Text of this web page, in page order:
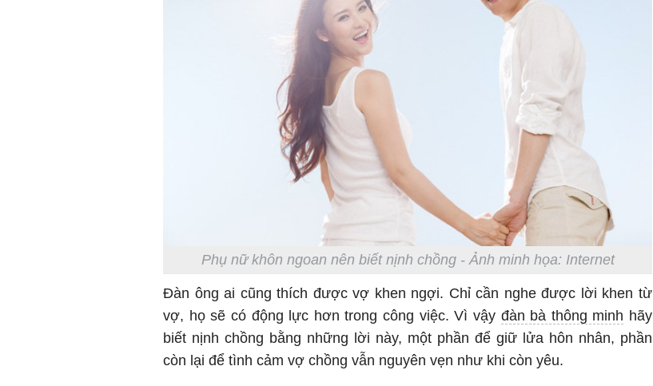
Phụ nữ khôn ngoan nên biết nịnh chồng - Ảnh minh họa: Internet
Đàn ông ai cũng thích được vợ khen ngợi. Chỉ cần nghe được lời khen từ
vợ, họ sẽ có động lực hơn trong công việc. Vì vậy đàn bà thông minh hãy
biết nịnh chồng bằng những lời này, một phần để giữ lửa hôn nhân, phần
còn lại để tình cảm vợ chồng vẫn nguyên vẹn như khi còn yêu.